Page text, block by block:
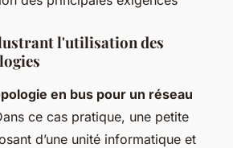
l'utilisation des
en bus pour un réseau
ce cas pratique, une petite
d’une unité informatique et